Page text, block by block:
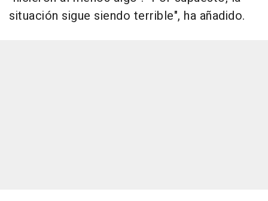
situación sigue siendo terrible", ha añadido.